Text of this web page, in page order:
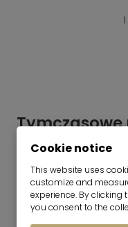
Tymczasowe
Tegernsee i
Szukasz
Możemy Ci pomóc.
i wyposażone
tymczasowy dom:
Cookie notice
This website uses
customize and
experience. By clicking
you consent to the